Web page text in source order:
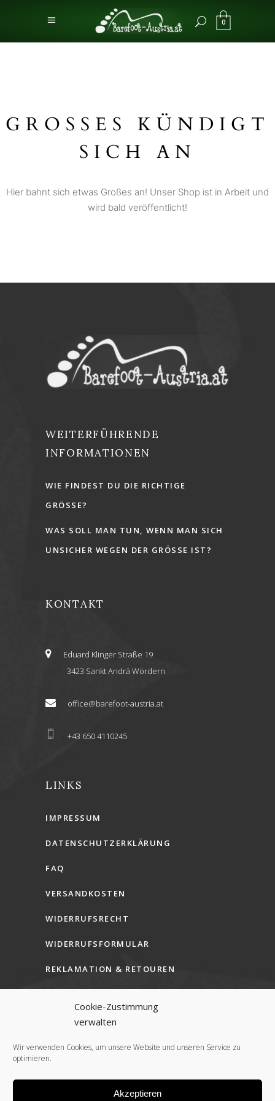
Cookie-Zustimmung
verwalten
Wir verwenden Cookies, um unsere Website und unseren Service zu
optimieren.
Akzeptieren
0
GROSSES KÜNDIGT S
ICH AN
Hier bahnt sich etwas Großes an! Unser Shop ist in Arbeit und
wird bald veröffentlicht!
WEITERFÜHRENDE
INFORMATIONEN
WIE FINDEST DU DIE RICHTIGE
GRÖSSE?
WAS SOLL MAN TUN, WENN MAN SICH
UNSICHER WEGEN DER GRÖSSE IST?
KONTAKT
Eduard Klinger Straße 19
3423 Sankt Andrä Wördern
office@barefoot-austria.at
+43 650 4110245
LINKS
IMPRESSUM
DATENSCHUTZERKLÄRUNG
FAQ
VERSANDKOSTEN
WIDERRUFSRECHT
WIDERRUFSFORMULAR
REKLAMATION & RETOUREN
AGB (B2B)
COOKIE-RICHTLINIE (EU)